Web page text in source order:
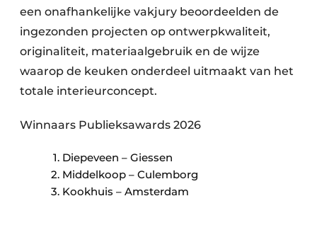
een onafhankelijke vakjury beoordeelden de
ingezonden projecten op ontwerpkwaliteit,
originaliteit, materiaalgebruik en de wijze
waarop de keuken onderdeel uitmaakt van het
totale interieurconcept.
Winnaars Publieksawards 2026
Diepeveen – Giessen
Middelkoop – Culemborg
Kookhuis – Amsterdam